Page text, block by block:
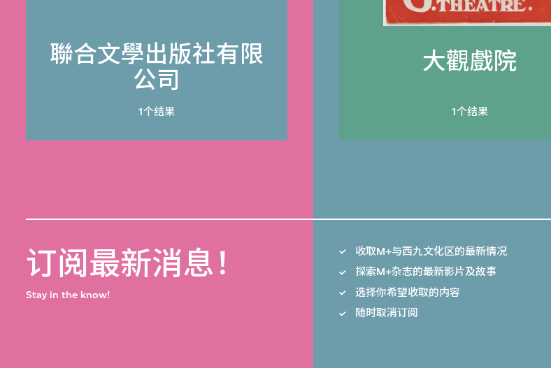
聯合文學出版社有限
公司
1个结果
大觀戲院
1个结果
订阅最新消息！
Stay in the know!
收取M+与西九文化区的最新情况
探索M+杂志的最新影片及故事
选择你希望收取的内容
随时取消订阅